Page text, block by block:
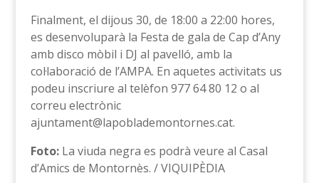
Finalment, el dijous 30, de 18:00 a 22:00 hores,
es desenvoluparà la Festa de gala de Cap d’Any
amb disco mòbil i DJ al pavelló, amb la
col·laboració de l’AMPA. En aquetes activitats us
podeu inscriure al telèfon 977 64 80 12 o al
correu electrònic
ajuntament@lapoblademontornes.cat.
Foto:La viuda negra es podrà veure al Casal
d’Amics de Montornès. / VIQUIPÈDIA